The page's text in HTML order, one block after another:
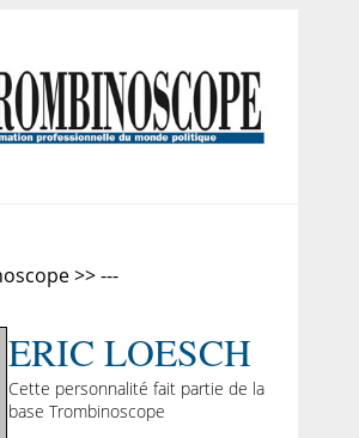
>> ---
ERIC LOESCH
Cette personnalité fait partie de la
base Trombinoscope